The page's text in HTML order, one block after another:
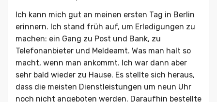
Ich kann mich gut an meinen ersten Tag in Berlin
erinnern. Ich stand früh auf, um Erledigungen zu
machen: ein Gang zu Post und Bank, zu
Telefonanbieter und Meldeamt. Was man halt so
macht, wenn man ankommt. Ich war dann aber
sehr bald wieder zu Hause. Es stellte sich heraus,
dass die meisten Dienstleistungen um neun Uhr
noch nicht angeboten werden. Daraufhin bestellte